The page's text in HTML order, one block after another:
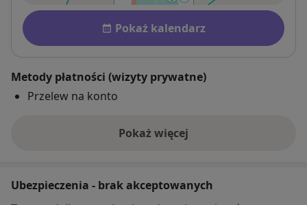
Dostępność
Pokaż kalendarz
Metody płatności (wizyty prywatne)
Przelew na konto
Pokaż więcej
o adresie
Ubezpieczenia - brak akceptowanych